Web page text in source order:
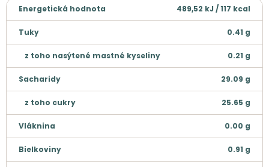
Energetická hodnota 489,52 kJ / 117 kcal
Tuky 0.41 g
z toho nasýtené mastné kyseliny 0.21 g
Sacharidy 29.09 g
z toho cukry 25.65 g
Vláknina 0.00 g
Bielkoviny 0.91 g